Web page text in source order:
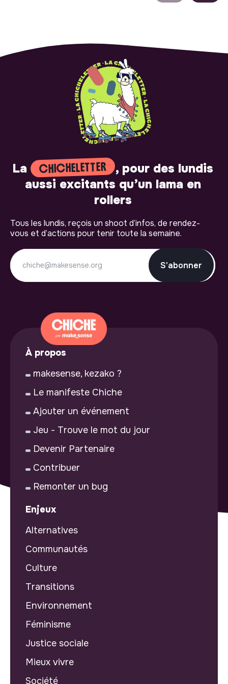
La CHICHELETTER
, pour des lundis
aussi excitants qu’un lama en
rollers
Tous les lundis, reçois un shoot d’infos, de rendez-
vous et d’actions pour tenir toute la semaine.
S'abonner
À propos
makesense, kezako ?
Le manifeste Chiche
Ajouter un événement
Jeu - Trouve le mot du jour
Devenir Partenaire
Contribuer
Remonter un bug
Enjeux
Alternatives
Communautés
Culture
Transitions
Environnement
Féminisme
Justice sociale
Mieux vivre
Société